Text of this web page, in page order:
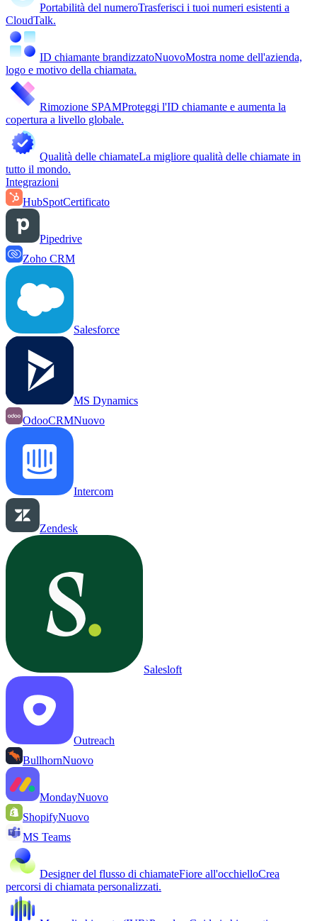
Portabilità del numeroTrasferisci i tuoi numeri esistenti a
CloudTalk.
ID chiamante brandizzatoNuovoMostra nome dell'azienda,
logo e motivo della chiamata.
Rimozione SPAMProteggi l'ID chiamante e aumenta la
copertura a livello globale.
Qualità delle chiamateLa migliore qualità delle chiamate in
tutto il mondo.
Integrazioni
HubSpotCertificato
Pipedrive
Zoho CRM
Salesforce
MS Dynamics
OdooCRMNuovo
Intercom
Zendesk
Salesloft
Outreach
BullhornNuovo
MondayNuovo
ShopifyNuovo
MS Teams
Designer del flusso di chiamateFiore all'occhielloCrea
percorsi di chiamata personalizzati.